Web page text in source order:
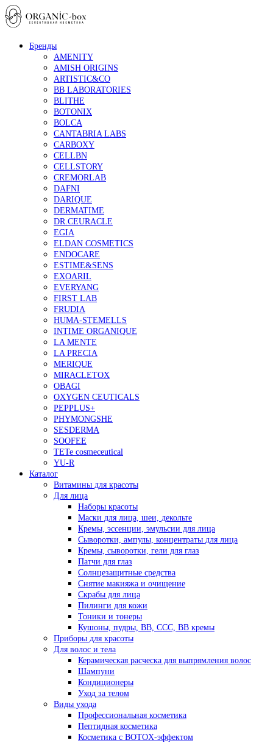
Бренды
AMENITY
AMISH ORIGINS
ARTISTIC&CO
BB LABORATORIES
BLITHE
BOTONIX
BOLCA
CANTABRIA LABS
CARBOXY
CELLBN
CELLSTORY
CREMORLAB
DAFNI
DARIQUE
DERMATIME
DR.CEURACLE
EGIA
ELDAN COSMETICS
ENDOCARE
ESTIME&SENS
EXOARIL
EVERYANG
FIRST LAB
FRUDIA
HUMA-STEMELLS
INTIME ORGANIQUE
LA MENTE
LA PRECIA
MERIQUE
MIRACLETOX
OBAGI
OXYGEN CEUTICALS
PEPPLUS+
PHYMONGSHE
SESDERMA
SOOFEE
TETe cosmeceutical
YU-R
Каталог
Витамины для красоты
Для лица
Наборы красоты
Маски для лица, шеи, декольте
Кремы, эссенции, эмульсии для лица
Сыворотки, ампулы, концентраты для лица
Кремы, сыворотки, гели для глаз
Патчи для глаз
Солнцезащитные средства
Снятие макияжа и очищение
Скрабы для лица
Пилинги для кожи
Тоники и тонеры
Кушоны, пудры, ВВ, ССС, ВВ кремы
Приборы для красоты
Для волос и тела
Керамическая расческа для выпрямления волос
Шампуни
Кондиционеры
Уход за телом
Виды ухода
Профессиональная косметика
Пептидная косметика
Косметика с BOTOX-эффектом